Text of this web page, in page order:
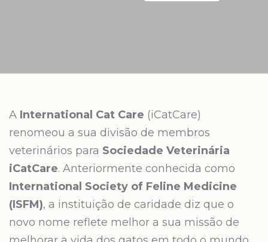
A International Cat Care (iCatCare)
renomeou a sua divisão de membros
veterinários para Sociedade Veterinária
iCatCare. Anteriormente conhecida como
International Society of Feline Medicine
(ISFM), a instituição de caridade diz que o
novo nome reflete melhor a sua missão de